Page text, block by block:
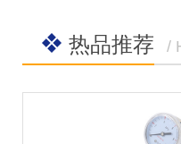
热品推荐 /